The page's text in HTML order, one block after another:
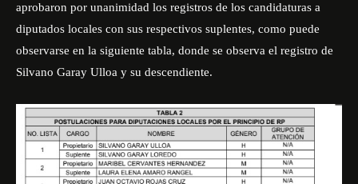
aprobaron por unanimidad los registros de los candidaturas a
diputados locales con sus respectivos suplentes, como puede
observarse en la siguiente tabla, donde se observa el registro de
Silvano Garay Ulloa y su descendiente.